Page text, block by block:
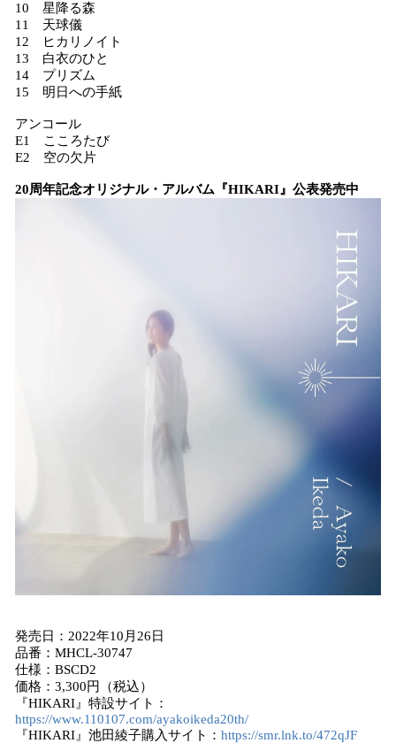
10 星降る森
11 天球儀
12 ヒカリノイト
13 白衣のひと
14 プリズム
15 明日への手紙
アンコール
E1 こころたび
E2 空の欠片
20周年記念オリジナル・アルバム『HIKARI』公表発売中
発売日：2022年10月26日
品番：MHCL-30747
仕様：BSCD2
価格：3,300円（税込）
『HIKARI』特設サイト：
https://www.110107.com/ayakoikeda20th/
『HIKARI』池田綾子購入サイト： https://smr.lnk.to/472qJF